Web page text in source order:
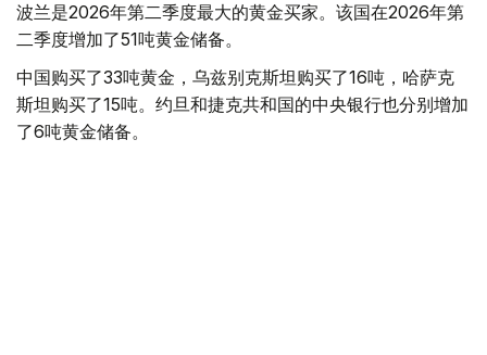
波兰是2026年第二季度最大的黄金买家。该国在2026年第
二季度增加了51吨黄金储备。
中国购买了33吨黄金，乌兹别克斯坦购买了16吨，哈萨克
斯坦购买了15吨。约旦和捷克共和国的中央银行也分别增加
了6吨黄金储备。